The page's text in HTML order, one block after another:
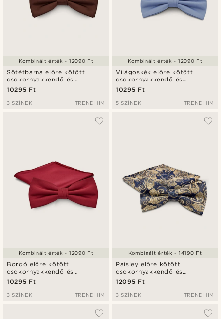
Sötétbarna előre kötött
csokornyakkendő és
díszzsebkendő szett
10295 Ft
Kombinált érték - 12090 Ft
3 SZÍNEK TRENDHIM
Világoskék előre kötött
csokornyakkendő és
díszzsebkendő szett
10295 Ft
Kombinált érték - 12090 Ft
5 SZÍNEK TRENDHIM
Bordó előre kötött
csokornyakkendő és
díszzsebkendő szett
10295 Ft
Kombinált érték - 12090 Ft
3 SZÍNEK TRENDHIM
Paisley előre kötött
csokornyakkendő és
díszzsebkendő szett
12095 Ft
Kombinált érték - 14190 Ft
3 SZÍNEK TRENDHIM